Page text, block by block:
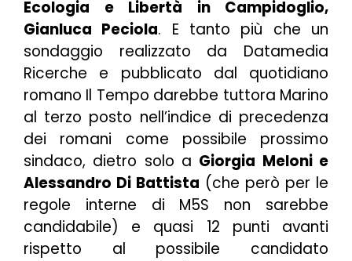
Ecologia e Libertà in Campidoglio,
Gianluca Peciola. E tanto più che un
sondaggio realizzato da Datamedia
Ricerche e pubblicato dal quotidiano
romano Il Tempo darebbe tuttora Marino
al terzo posto nell’indice di precedenza
dei romani come possibile prossimo
sindaco, dietro solo a Giorgia Meloni e
Alessandro Di Battista (che però per le
regole interne di M5S non sarebbe
candidabile) e quasi 12 punti avanti
rispetto al possibile candidato